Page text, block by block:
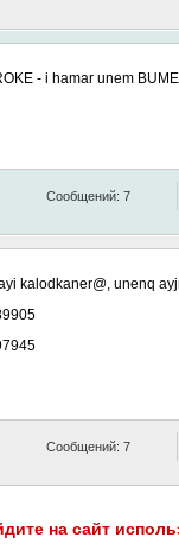
- i hamar unem
Сообщений: 7
kalodkaner@, unenq
Сообщений: 7
на сайт